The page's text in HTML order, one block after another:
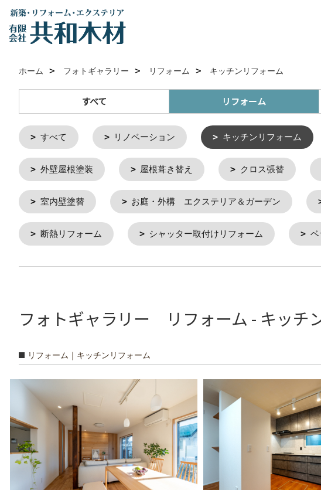
ホーム フォトギャラリー リフォーム キッチンリフォーム
すべて リフォーム
すべて リノベーション キッチンリフォーム
外壁屋根塗装 屋根葺き替え クロス張替
室内壁塗替 お庭・外構 エクステリア＆ガーデン
断熱リフォーム シャッター取付けリフォーム ベ
フォトギャラリー リフォーム - キッチ
リフォーム｜キッチンリフォーム